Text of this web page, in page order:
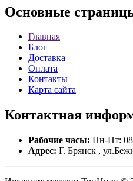
Основные
Главная
Блог
Доставка
Оплата
Контакты
Карта сайта
Контактная
Рабочие часы: Пн-Пт:
Адрес: Г. Брянск ,